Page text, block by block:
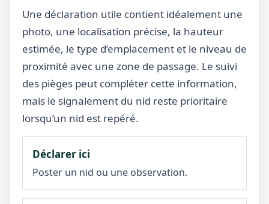
Une déclaration utile contient idéalement une
photo, une localisation précise, la hauteur
estimée, le type d’emplacement et le niveau de
proximité avec une zone de passage. Le suivi
des pièges peut compléter cette information,
mais le signalement du nid reste prioritaire
lorsqu’un nid est repéré.
Déclarer ici
Poster un nid ou une observation.